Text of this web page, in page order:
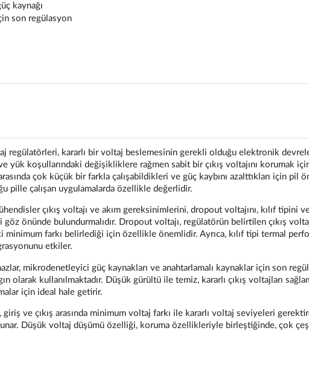
kaynağı
son regülasyon
regülatörleri, kararlı bir voltaj beslemesinin gerekli olduğu elektronik
yük koşullarındaki değişikliklere rağmen sabit bir çıkış voltajını korumak için
çok küçük bir farkla çalışabildikleri ve güç kaybını azalttıkları için pil
pille çalışan uygulamalarda özellikle değerlidir.
çıkış voltajı ve akım gereksinimlerini, dropout voltajını, kılıf tipini
önünde bulundurmalıdır. Dropout voltajı, regülatörün belirtilen çıkış
minimum farkı belirlediği için özellikle önemlidir. Ayrıca, kılıf tipi termal
etkiler.
mikrodenetleyici güç kaynakları ve anahtarlamalı kaynaklar için son
olarak kullanılmaktadır. Düşük gürültü ile temiz, kararlı çıkış voltajları
için ideal hale getirir.
ve çıkış arasında minimum voltaj farkı ile kararlı voltaj seviyeleri
Düşük voltaj düşümü özelliği, koruma özellikleriyle birleştiğinde, çok